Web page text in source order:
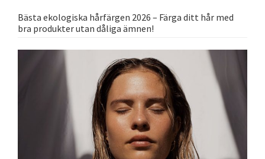
Bästa ekologiska hårfärgen 2026 – Färga ditt hår med
bra produkter utan dåliga ämnen!